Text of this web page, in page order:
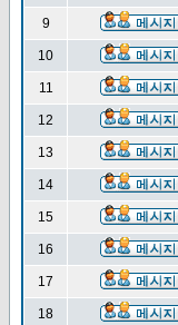
9
10
11
12
13
14
15
16
17
18